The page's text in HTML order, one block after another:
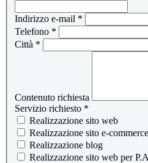
Indirizzo e-mail *
Telefono *
Città *
Contenuto richiesta
Servizio richiesto *
Realizzazione sito web
Realizzazione sito e-commerce
Realizzazione blog
Realizzazione sito web per